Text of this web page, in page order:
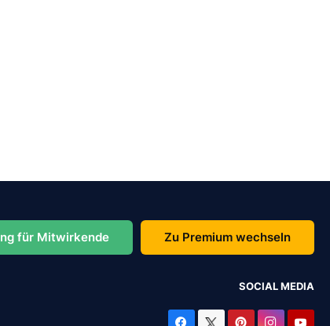
für Mitwirkende Zu Premium wechseln
SOCIAL MEDIA